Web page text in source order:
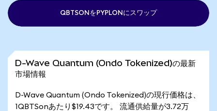
QBTSONをPYPLONにスワップ
D-Wave Quantum (Ondo Tokenized)の最新
市場情報
D-Wave Quantum (Ondo Tokenized)の現行価格は、
1QBTSonあたり$19.43です。 流通供給量が3.72万